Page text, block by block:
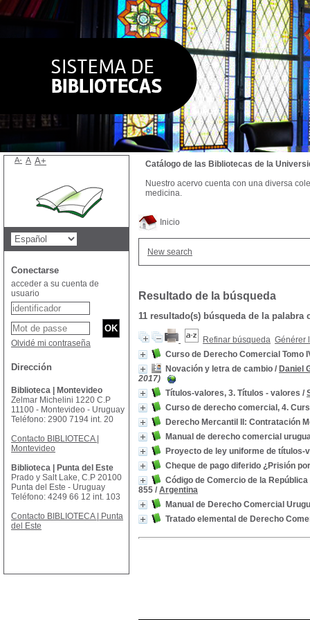
Inicio
New search
Resultado de la búsqueda
11 resultado(s) búsqueda de la palabra
Refinar búsqueda Générer
Curso de Derecho Comercial Tomo
Novación y letra de cambio / Daniel
2017)
Títulos-valores, 3. Títulos - valores /
Curso de derecho comercial, 4.
Derecho Mercantil II: Contratación
Manual de derecho comercial
Proyecto de ley uniforme de
Cheque de pago diferido ¿Prisión
Código de Comercio de la
855 / Argentina
Manual de Derecho Comercial
Tratado elemental de Derecho
Catálogo de las Bibliotecas de la
Nuestro acervo cuenta con una diversa
medicina.
A- A A+
Conectarse
acceder a su cuenta de
usuario
Olvidé mi contraseña
Dirección
Biblioteca | Montevideo
Zelmar Michelini 1220 C.P
11100 - Montevideo - Uruguay
Teléfono: 2900 7194 int. 20
Contacto BIBLIOTECA |
Montevideo
Biblioteca | Punta del Este
Prado y Salt Lake, C.P 20100
Punta del Este - Uruguay
Teléfono: 4249 66 12 int. 103
Contacto BIBLIOTECA | Punta
del Este